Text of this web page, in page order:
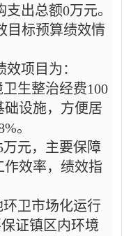
支出总额0万元。
目标预算绩效情
项目为：
生整治经费100
设施，方便居
。
元，主要保障
效率，绩效指
卫市场化运行
证镇区内环境